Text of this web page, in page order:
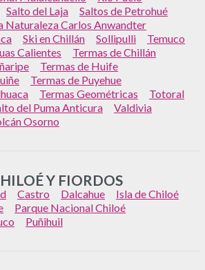
Salto del Laja
Saltos de Petrohué
Naturaleza Carlos Anwandter
Ski en Chillán Sollipulli
Temuco
Calientes
Termas de Chillán
Termas de Huife
Termas de Puyehue
Termas Geométricas
Totoral
del Puma Anticura
Valdivia
Osorno
Y FIORDOS
Castro Dalcahue
Isla de Chiloé
Parque Nacional Chiloé
Puñihuil